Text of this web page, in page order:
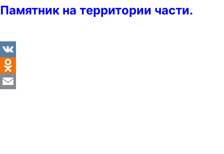
Памятник на территории части.
VK
Odnoklassniki